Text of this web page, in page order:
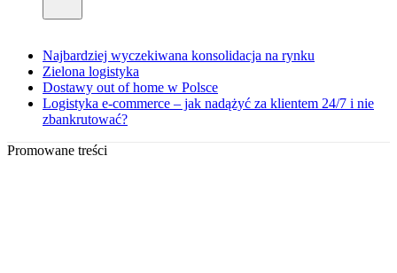
Najbardziej wyczekiwana konsolidacja na rynku
Zielona logistyka
Dostawy out of home w Polsce
Logistyka e-commerce – jak nadążyć za klientem 24/7 i nie
zbankrutować?
Promowane treści